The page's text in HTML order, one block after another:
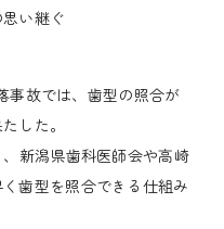
い継ぐ
事故では、歯型の照合が
した。
新潟県歯科医師会や高崎
歯型を照合できる仕組み